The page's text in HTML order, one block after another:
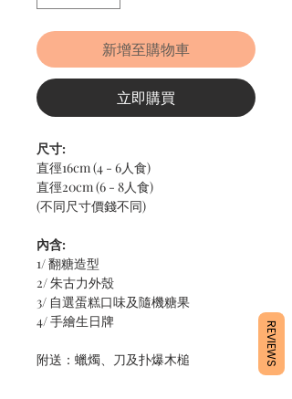
新增至購物車
立即購買
尺寸:
直徑16cm (4 - 6人食)
直徑20cm (6 - 8人食)
(不同尺寸價錢不同)
內含:
1/ 翻糖造型
2/ 朱古力外殼
3/ 自選蛋糕口味及隨機糖果
4/ 手繪生日牌
附送：蠟燭、刀及扑爆木槌 REVIEWS